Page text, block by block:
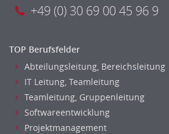
Fertigungstechnik
Kunststofftechnik
Luft- und Raumfahrttechnik
Maschinenbau
Materialwissenschaft
Mechatronik
+49 (0) 30 69 00 45 96 9
TOP Berufsfelder
Abteilungsleitung, Bereichsleitung
IT Leitung, Teamleitung
Teamleitung, Gruppenleitung
Softwareentwicklung
Projektmanagement